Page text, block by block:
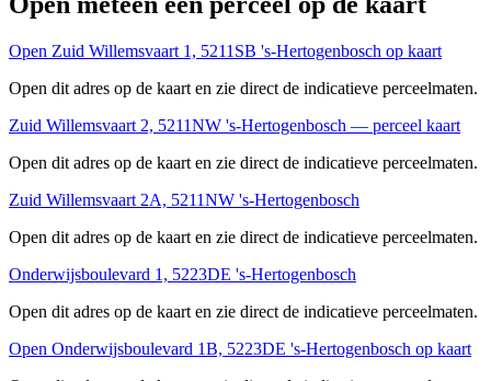
Open Zuid Willemsvaart 1, 5211SB 's-Hertogenbosch op kaart
Open dit adres op de kaart en zie direct de indicatieve perceelmaten.
Zuid Willemsvaart 2, 5211NW 's-Hertogenbosch — perceel kaart
Open dit adres op de kaart en zie direct de indicatieve perceelmaten.
Zuid Willemsvaart 2A, 5211NW 's-Hertogenbosch
Open dit adres op de kaart en zie direct de indicatieve perceelmaten.
Onderwijsboulevard 1, 5223DE 's-Hertogenbosch
Open dit adres op de kaart en zie direct de indicatieve perceelmaten.
Open Onderwijsboulevard 1B, 5223DE 's-Hertogenbosch op kaart